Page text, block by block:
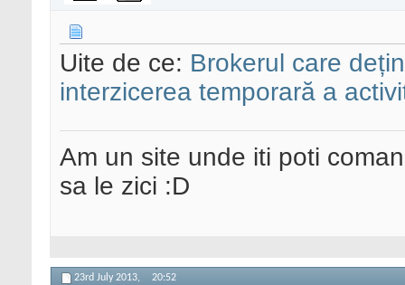
Uite de ce: Brokerul care
interzicerea temporară a
Am un site unde iti poti
sa le zici :D
23rd July 2013, 20:52